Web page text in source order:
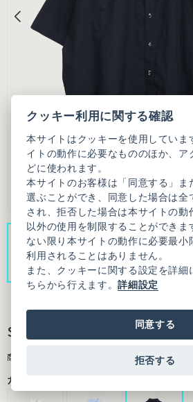
SUSIE SHIRT
商品番号：9501BL003261F20
カラー
クッキー利用に関する確認
本サイトはクッキーを使用していま
イトの動作に必要なもののほか、ア
どに使われます。
本サイトのお客様は「同意する」ま
選ぶことができ、同意した場合は全
され、拒否した場合は本サイトの動
以外の使用を制限することができま
ない限り本サイトの動作に必要最小
利用されることはありません。
また、クッキーに関する設定を詳細
ちらから行えます。詳細設定
同意する
拒否する